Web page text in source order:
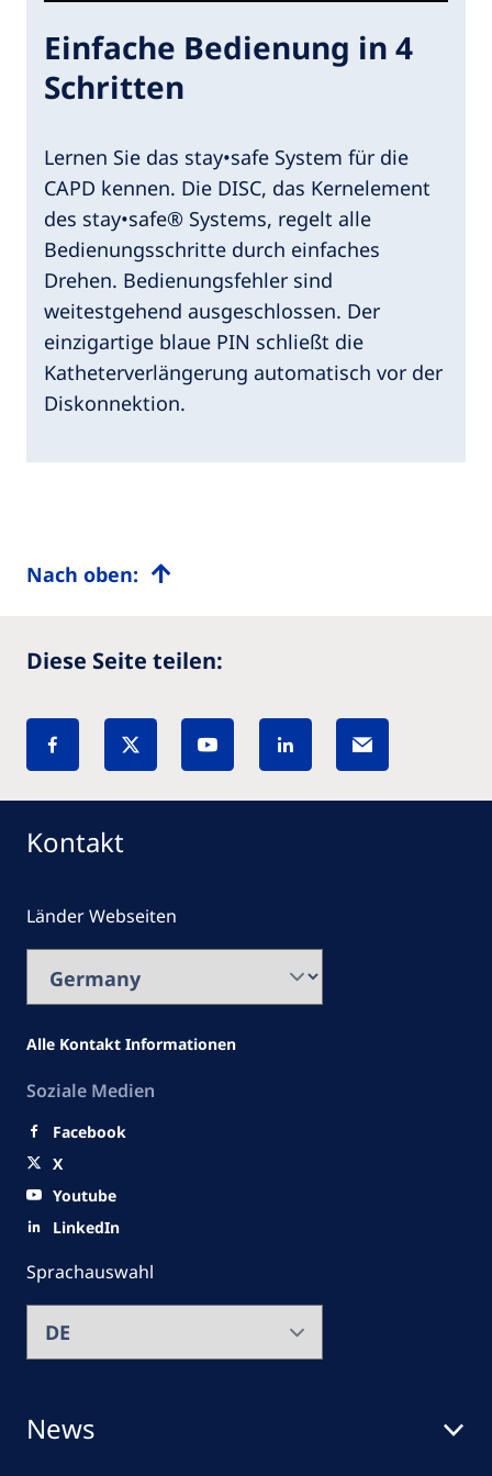
Einfache Bedienung in 4
Schritten
Lernen Sie das stay•safe System für die
CAPD kennen. Die DISC, das Kernelement
des stay•safe® Systems, regelt alle
Bedienungsschritte durch einfaches
Drehen. Bedienungsfehler sind
weitestgehend ausgeschlossen. Der
einzigartige blaue PIN schließt die
Katheterverlängerung automatisch vor der
Diskonnektion.
Nach oben:
Diese Seite teilen:
News
Kontakt
Länder Webseiten
Alle Kontakt Informationen
Soziale Medien
Facebook
X
Youtube
LinkedIn
Sprachauswahl